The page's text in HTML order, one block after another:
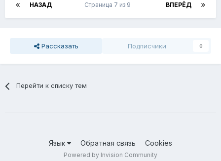
НАЗАД ВПЕРЁД
Страница 7 из 9
Рассказать Подписчики 0
Перейти к списку тем
Язык Обратная связь Cookies
Powered by Invision Community